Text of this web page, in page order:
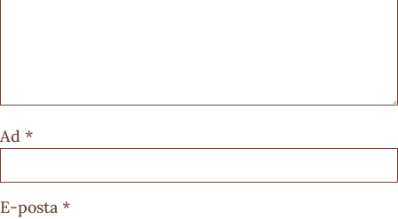
Ad *
E-posta *